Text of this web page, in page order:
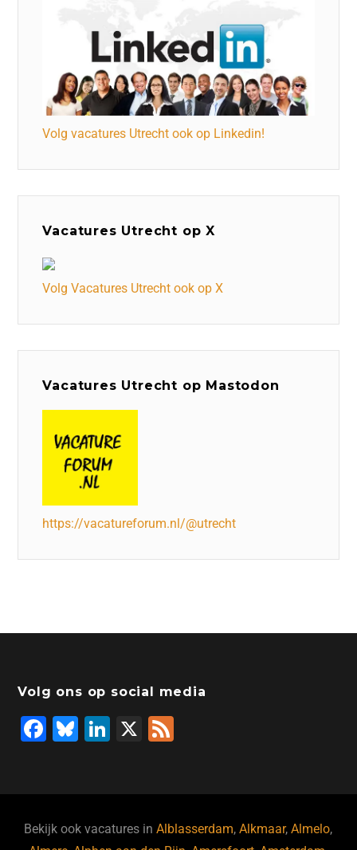
Volg vacatures Utrecht ook op Linkedin!
Vacatures Utrecht op X
Volg Vacatures Utrecht ook op X
Vacatures Utrecht op Mastodon
https://vacatureforum.nl/@utrecht
Volg ons op social media
F
b
Bl
ky
Li
dI
X
Bekijk ook vacatures inAlblasserdam,Alkmaar,Almelo,